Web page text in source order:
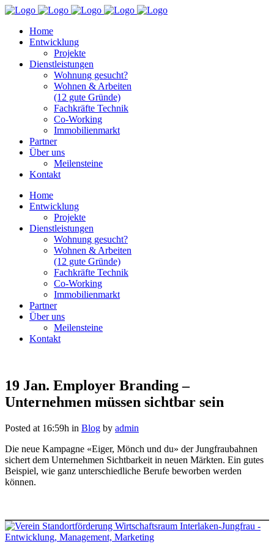
Home
Entwicklung
Projekte
Dienstleistungen
Wohnung gesucht?
Wohnen & Arbeiten
(12 gute Gründe)
Fachkräfte Technik
Co-Working
Immobilienmarkt
Partner
Über uns
Meilensteine
Kontakt
Home
Entwicklung
Projekte
Dienstleistungen
Wohnung gesucht?
Wohnen & Arbeiten
(12 gute Gründe)
Fachkräfte Technik
Co-Working
Immobilienmarkt
Partner
Über uns
Meilensteine
Kontakt
19 Jan. Employer Branding –
Unternehmen müssen sichtbar sein
Posted at 16:59h in Blog by admin
Die neue Kampagne «Eiger, Mönch und du» der Jungfraubahnen
sichert dem Unternehmen Sichtbarkeit in neuen Märkten. Ein gutes
Beispiel, wie ganz unterschiedliche Berufe beworben werden
können.